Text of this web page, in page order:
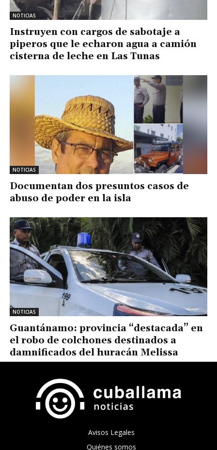
NOTICIAS
Instruyen con cargos de sabotaje a
piperos que le echaron agua a camión
cisterna de leche en Las Tunas
NOTICIAS
Documentan dos presuntos casos de
abuso de poder en la isla
NOTICIAS
Guantánamo: provincia “destacada” en
el robo de colchones destinados a
damnificados del huracán Melissa
Avisos Legales
Quiénes somos